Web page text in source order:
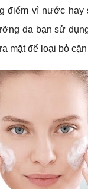
điểm vì nước
da bạn sử
mặt để loại bỏ